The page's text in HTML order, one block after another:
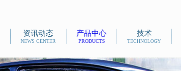
资讯动态
NEWS CENTER
产品中心
PRODUCTS
技术
TECHNOLOGY